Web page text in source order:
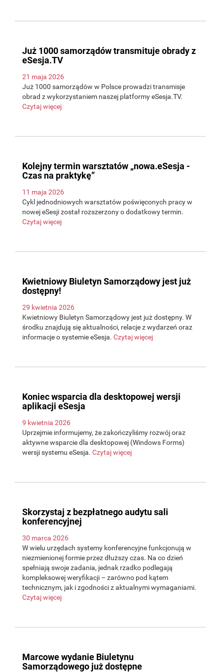
Już 1000 samorządów transmituje obrady z
eSesja.TV
21 maja 2026
Już 1000 samorządów w Polsce prowadzi transmisje
obrad z wykorzystaniem naszej platformy eSesja.TV.
Czytaj więcej
Kolejny termin warsztatów „nowa.eSesja -
Czas na praktykę”
11 maja 2026
Cykl jednodniowych warsztatów poświęconych pracy w
nowej eSesji został rozszerzony o dodatkowy termin.
Czytaj więcej
Kwietniowy Biuletyn Samorządowy jest już
dostępny!
29 kwietnia 2026
Kwietniowy Biuletyn Samorządowy jest już dostępny. W
środku znajdują się aktualności, relacje z wydarzeń oraz
informacje o systemie eSesja. Czytaj więcej
Koniec wsparcia dla desktopowej wersji
aplikacji eSesja
9 kwietnia 2026
Uprzejmie informujemy, że zakończyliśmy rozwój oraz
aktywne wsparcie dla desktopowej (Windows Forms)
wersji systemu eSesja. Czytaj więcej
Skorzystaj z bezpłatnego audytu sali
konferencyjnej
30 marca 2026
W wielu urzędach systemy konferencyjne funkcjonują w
niezmienionej formie przez dłuższy czas. Na co dzień
spełniają swoje zadania, jednak rzadko podlegają
kompleksowej weryfikacji – zarówno pod kątem
technicznym, jak i zgodności z aktualnymi wymaganiami.
Czytaj więcej
Marcowe wydanie Biuletynu
Samorządowego już dostępne